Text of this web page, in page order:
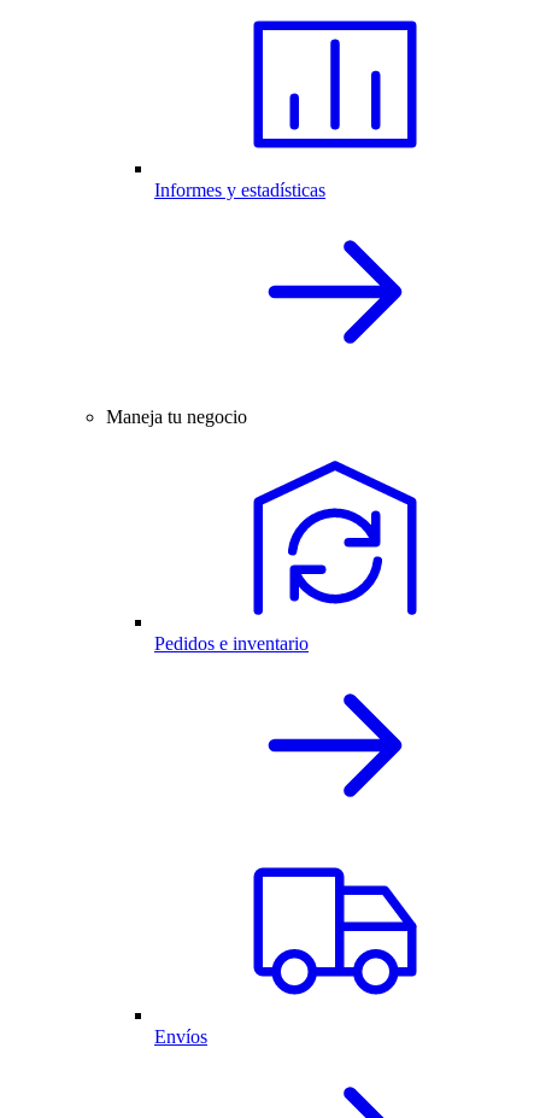
Informes y estadísticas
Maneja tu negocio
Pedidos e inventario
Envíos